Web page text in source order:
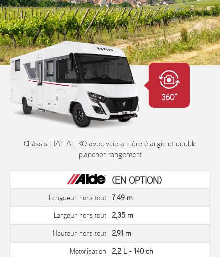
360°
Châssis FIAT AL-KO avec voie arrière élargie et double
plancher rangement
(EN OPTION)
Longueur hors tout 7,49 m
Largeur hors tout 2,35 m
Hauteur hors tout 2,91 m
Motorisation 2,2 L - 140 ch